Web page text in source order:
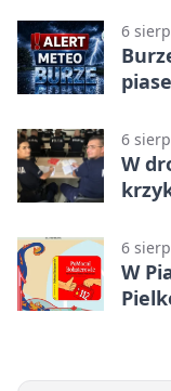
6
6
W
6
W